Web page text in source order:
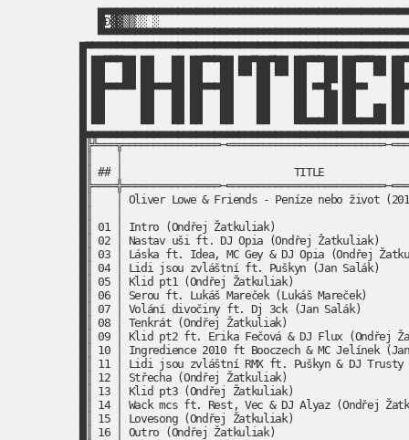
█Đ▓▓▒▒░░
█ ██▀▀▀██ ██   ██ ██▀▀▀██ ██▀██▀██ ██▀▀▀██ ██▀▀▀██
█ ██   ██ ██   ██ ██   ██ ▀▀ ██ ▀▀ ██   ██ ██   ▀▀
█ ██▀▀▀▀▀ ██▀▀▀██ ██▀▀▀██    ██    ██ ▀▀█▄ ██▀▀
█ ██      ██   ██ ██   ██    ██    ██   ██ ██   ▄▄
█ ██      ██   ██ ██   ██    ██    ██▄▄▄██ ██▄▄▄██
█║ ## │                            TITLE
█║    │ Oliver Lowe & Friends - Peníze nebo
█║ 01 │ Intro (Ondřej Žatkuliak)
█║ 02 │ Nastav uši ft. DJ Opia (Ondřej
█║ 03 │ Láska ft. Idea, MC Gey & DJ Opia
█║ 04 │ Lidi jsou zvláštní ft. Puškyn (Jan
█║ 05 │ Klid pt1 (Ondřej Žatkuliak)
█║ 06 │ Serou ft. Lukáš Mareček (Lukáš
█║ 07 │ Volání divočiny ft. Dj 3ck (Jan Salák)
█║ 08 │ Tenkrát (Ondřej Žatkuliak)
█║ 09 │ Klid pt2 ft. Erika Fečová & DJ Flux
█║ 10 │ Ingredience 2010 ft Booczech & MC
█║ 11 │ Lidi jsou zvláštní RMX ft. Puškyn & DJ
█║ 12 │ Střecha (Ondřej Žatkuliak)
█║ 13 │ Klid pt3 (Ondřej Žatkuliak)
█║ 14 │ Wack mcs ft. Rest, Vec & DJ Alyaz
█║ 15 │ Lovesong (Ondřej Žatkuliak)
█║ 16 │ Outro (Ondřej Žatkuliak)